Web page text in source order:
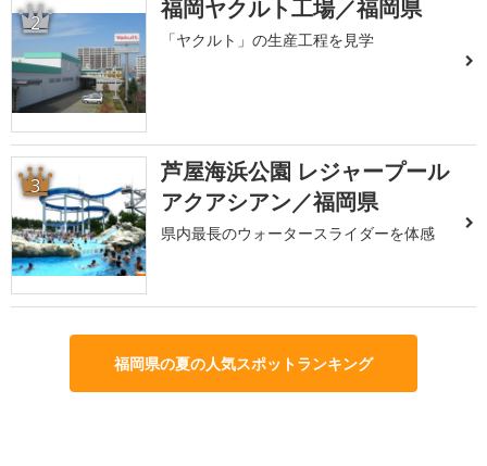
2 福岡ヤクルト工場／福岡県
「ヤクルト」の生産工程を見学
3
芦屋海浜公園 レジャープール
アクアシアン／福岡県
県内最長のウォータースライダーを体感
福岡県の夏の人気スポットランキング